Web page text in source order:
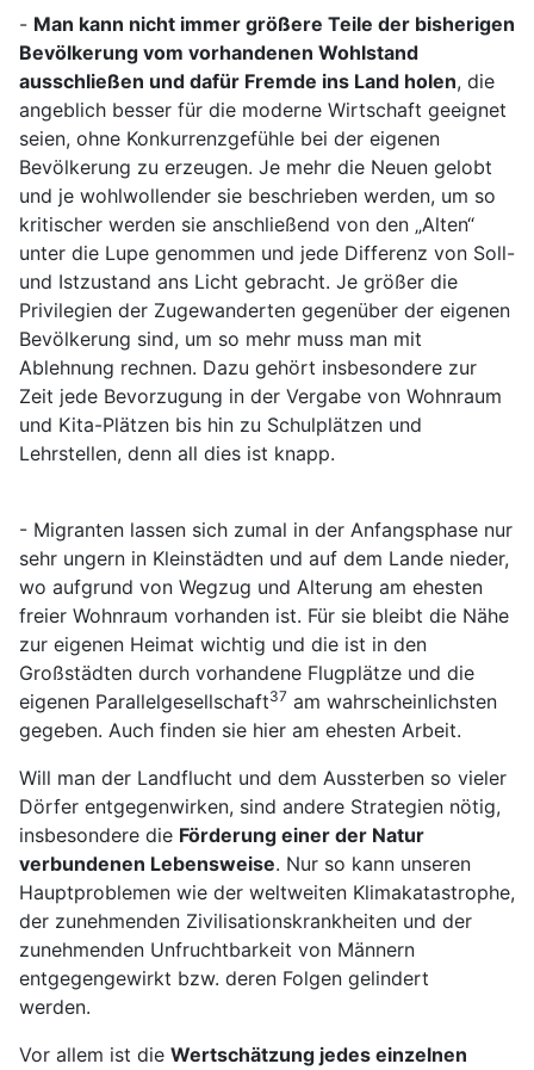
- Man kann nicht immer größere Teile der bisherigen
Bevölkerung vom vorhandenen Wohlstand
ausschließen und dafür Fremde ins Land holen, die
angeblich besser für die moderne Wirtschaft geeignet
seien, ohne Konkurrenzgefühle bei der eigenen
Bevölkerung zu erzeugen. Je mehr die Neuen gelobt
und je wohlwollender sie beschrieben werden, um so
kritischer werden sie anschließend von den „Alten“
unter die Lupe genommen und jede Differenz von Soll-
und Istzustand ans Licht gebracht. Je größer die
Privilegien der Zugewanderten gegenüber der eigenen
Bevölkerung sind, um so mehr muss man mit
Ablehnung rechnen. Dazu gehört insbesondere zur
Zeit jede Bevorzugung in der Vergabe von Wohnraum
und Kita-Plätzen bis hin zu Schulplätzen und
Lehrstellen, denn all dies ist knapp.
- Migranten lassen sich zumal in der Anfangsphase nur
sehr ungern in Kleinstädten und auf dem Lande nieder,
wo aufgrund von Wegzug und Alterung am ehesten
freier Wohnraum vorhanden ist. Für sie bleibt die Nähe
zur eigenen Heimat wichtig und die ist in den
Großstädten durch vorhandene Flugplätze und die
eigenen Parallelgesellschaft37 am wahrscheinlichsten
gegeben. Auch finden sie hier am ehesten Arbeit.
Will man der Landflucht und dem Aussterben so vieler
Dörfer entgegenwirken, sind andere Strategien nötig,
insbesondere die Förderung einer der Natur
verbundenen Lebensweise. Nur so kann unseren
Hauptproblemen wie der weltweiten Klimakatastrophe,
der zunehmenden Zivilisationskrankheiten und der
zunehmenden Unfruchtbarkeit von Männern
entgegengewirkt bzw. deren Folgen gelindert
werden.
Vor allem ist die Wertschätzung jedes einzelnen